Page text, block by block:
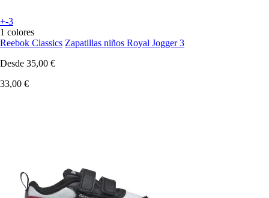
+-3
1 colores
Reebok Classics Zapatillas niños Royal Jogger 3
Desde 35,00 €
33,00 €